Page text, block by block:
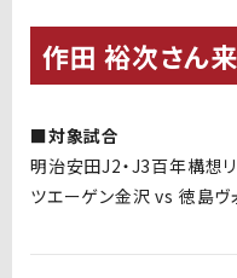
作田 裕次さん来
■対象試合
明治安田J2・J3百年構想
ツエーゲン金沢 vs 徳島